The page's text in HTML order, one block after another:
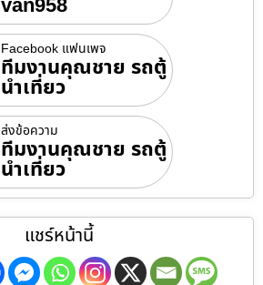
Facebook แฟนเพจ
ทีมงานคุณชาย รถตู้
นำเที่ยว
ส่งข้อความ
ทีมงานคุณชาย รถตู้
นำเที่ยว
แชร์หน้านี้